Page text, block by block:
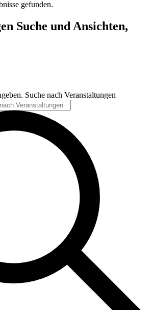
gefunden.
Suche und Ansichten,
Suche nach Veranstaltungen